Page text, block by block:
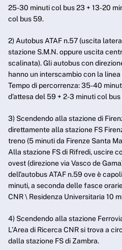
25-30 minuti col bus 23 + 13-20
col bus 59.
2) Autobus ATAF n.57 (uscita
stazione S.M.N. oppure uscita
scalinata). Gli autobus con
hanno un interscambio con la
Tempo di percorrenza: 35-40
d’attesa del 59 + 2-3 minuti col
3) Scendendo alla stazione di
direttamente alla stazione FS
treno (5 minuti da Firenze Santa
Alla stazione FS di Rifredi, uscire
ovest (direzione via Vasco de
dell’autobus ATAF n.59 ove è
minuti, a seconda delle fasce
CNR \ Residenza Universitaria 10
4) Scendendo alla stazione
L’Area di Ricerca CNR si trova a
dalla stazione FS di Zambra.